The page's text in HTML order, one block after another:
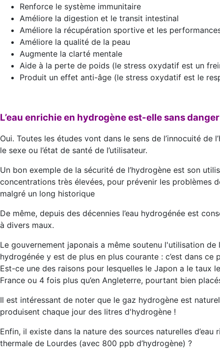
Renforce le système immunitaire
Améliore la digestion et le transit intestinal
Améliore la récupération sportive et les
Améliore la qualité de la peau
Augmente la clarté mentale
Aide à la perte de poids (le stress oxydatif est un
Produit un effet anti-âge (le stress oxydatif est le
L’eau enrichie en hydrogène est-elle sans
Oui. Toutes les études vont dans le sens de l’innocuité de
le sexe ou l’état de santé de l’utilisateur.
Un bon exemple de la sécurité de l’hydrogène est son
concentrations très élevées, pour prévenir les problèmes
malgré un long historique
De même, depuis des décennies l’eau hydrogénée est
à divers maux.
Le gouvernement japonais a même soutenu l'utilisation
hydrogénée y est de plus en plus courante : c’est dans
Est-ce une des raisons pour lesquelles le Japon a le taux
France ou 4 fois plus qu’en Angleterre, pourtant bien
Il est intéressant de noter que le gaz hydrogène est
produisent chaque jour des litres d'hydrogène !
Enfin, il existe dans la nature des sources naturelles
thermale de Lourdes (avec 800 ppb d’hydrogène) ?